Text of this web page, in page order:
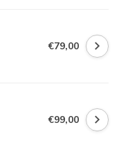
€79,00
€99,00